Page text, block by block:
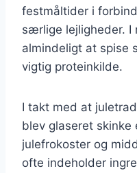
festmåltider i
særlige lejligheder. I
almindeligt at spise
vigtig proteinkilde.
I takt med at
blev glaseret
julefrokoster og
ofte indeholder